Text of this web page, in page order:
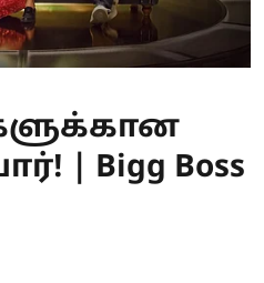
| Bigg Boss